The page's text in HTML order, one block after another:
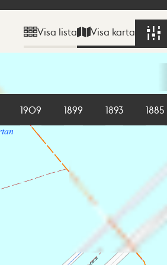
Visa lista Visa karta
1909 1899 1893 1885